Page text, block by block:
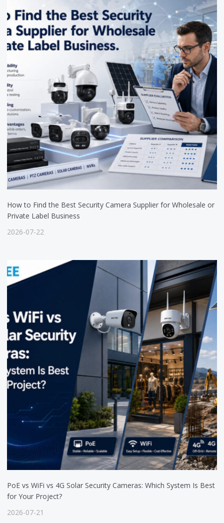
How to Find the Best Security Camera Supplier for Wholesale or
Private Label Business
2026-07-22
PoE vs WiFi vs 4G Solar Security Cameras: Which System Is Best
for Your Project?
2026-07-21